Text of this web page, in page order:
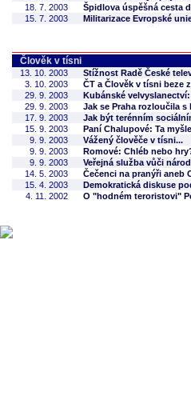
18. 7. 2003
Špidlova úspěšná cesta
15. 7. 2003
Militarizace Evropské
Člověk v tísni
13. 10. 2003
Stížnost Radě České
3. 10. 2003
ČT a Člověk v tísni beze
29. 9. 2003
Kubánské
29. 9. 2003
Jak se Praha rozloučila s
17. 9. 2003
Jak být terénním
15. 9. 2003
Paní Chalupové: Ta
9. 9. 2003
Vážený člověče v tísni...
9. 9. 2003
Romové: Chléb nebo
9. 9. 2003
Veřejná služba vůči
14. 5. 2003
Čečenci na pranýři aneb
15. 4. 2003
Demokratická diskuse
4. 11. 2002
O "hodném teroristovi"